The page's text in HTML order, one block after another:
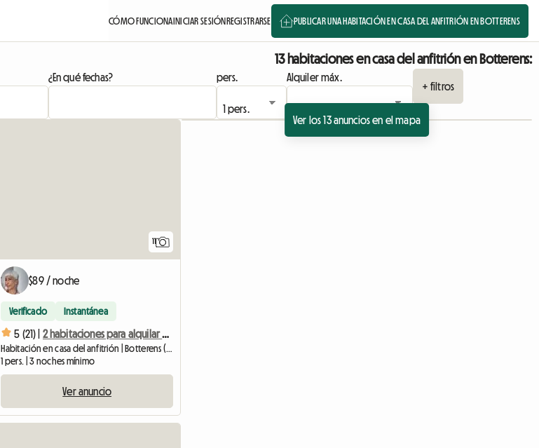
CÓMO FUNCIONAINICIAR SESIÓNREGISTRARSE PUBLICAR UNA HABITACIÓN EN CASA DEL ANFITRIÓN EN BOTTERENS
13 habitaciones en casa del anfitrión en Botterens:
¿En qué fechas? pers.
Alquiler máx.
+ filtros
Ver los 13 anuncios en el mapa
11
$89 / noche
Verificado Instantánea
5 (21) | 2 habitaciones para alquilar por separado en Gruyère Suiza
Habitación en casa del anfitrión | Botterens (1652) | 13 M2
1 pers. | 3 noches mínimo
Ver anuncio